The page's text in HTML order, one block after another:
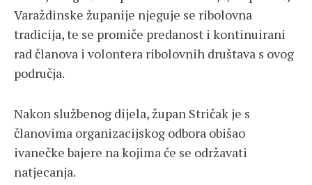
Varaždinske županije njeguje se ribolovna
tradicija, te se promiče predanost i kontinuirani
rad članova i volontera ribolovnih društava s ovog
područja.
Nakon službenog dijela, župan Stričak je s
članovima organizacijskog odbora obišao
ivanečke bajere na kojima će se održavati
natjecanja.